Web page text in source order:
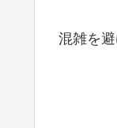
混雑を